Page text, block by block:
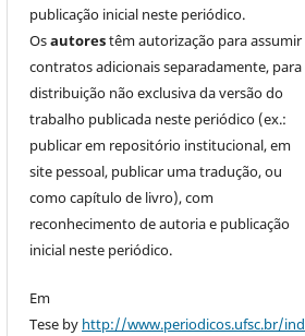
publicação inicial neste periódico.
Osautorestêm autorização para assumir
contratos adicionais separadamente, para
distribuição não exclusiva da versão do
trabalho publicada neste periódico (ex.:
publicar em repositório institucional, em
site pessoal, publicar uma tradução, ou
como capítulo de livro), com
reconhecimento de autoria e publicação
inicial neste periódico.
Em
Tese by http://www.periodicos.ufsc.br/ind